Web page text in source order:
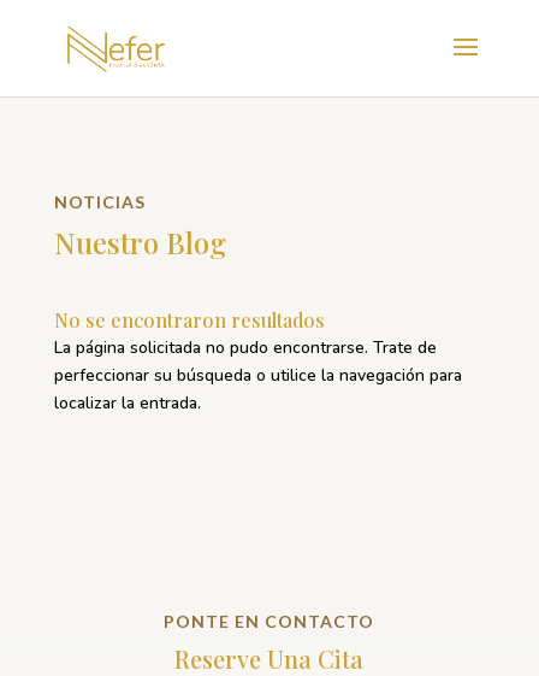
NOTICIAS
Nuestro Blog
No se encontraron resultados
La página solicitada no pudo encontrarse. Trate de
perfeccionar su búsqueda o utilice la navegación para
localizar la entrada.
PONTE EN CONTACTO
Reserve Una Cita